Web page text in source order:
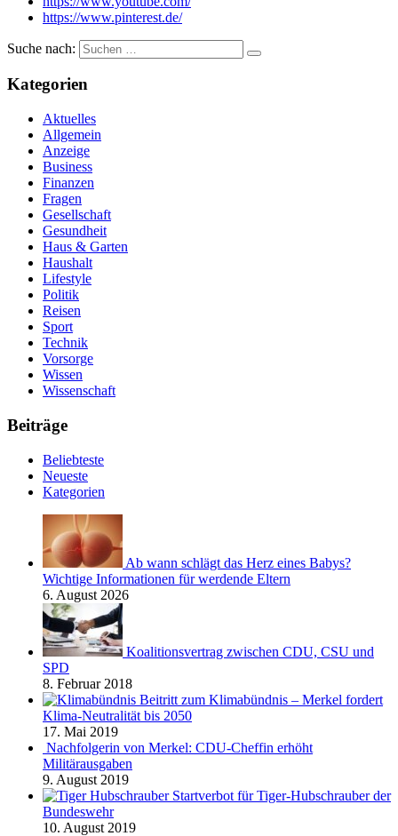
https://www.pinterest.de/
Suche nach:
Kategorien
Aktuelles
Allgemein
Anzeige
Business
Finanzen
Fragen
Gesellschaft
Gesundheit
Haus & Garten
Haushalt
Lifestyle
Politik
Reisen
Sport
Technik
Vorsorge
Wissen
Wissenschaft
Beiträge
Beliebteste
Neueste
Kategorien
Ab wann schlägt das Herz eines Babys?
Wichtige Informationen für werdende Eltern
6. August 2026
Koalitionsvertrag zwischen CDU, CSU und
SPD
8. Februar 2018
Beitritt zum Klimabündnis – Merkel fordert
Klima-Neutralität bis 2050
17. Mai 2019
Nachfolgerin von Merkel: CDU-Cheffin erhöht
Militärausgaben
9. August 2019
Startverbot für Tiger-Hubschrauber der
Bundeswehr
10. August 2019